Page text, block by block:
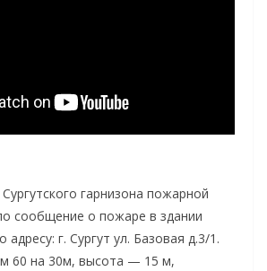
гарнизона пожарной
сообщение о пожаре в здании
адресу: г. Сургут ул. Базовая д.3/1.
60 на 30м, высота — 15 м,